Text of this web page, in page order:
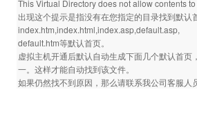
This Virtual Directory does not allow contents
出现这个提示是指没有在您指定的目录找到默
index.htm,index.html,index.asp,default.asp,
default.htm等默认首页。
虚拟主机开通后默认自动生成下面几个默认首
一。这样才能自动找到该文件。
如果仍然找不到原因，那么请联系我公司客服人